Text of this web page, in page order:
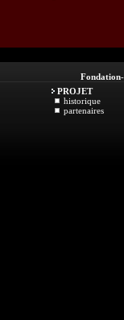
Fondation
PROJET
historique
partenaires